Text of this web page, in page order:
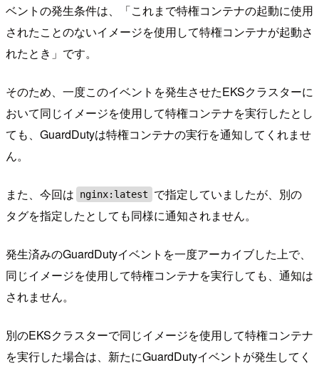
ベントの発生条件は、「これまで特権コンテナの起動に使用
されたことのないイメージを使用して特権コンテナが起動さ
れたとき」です。
そのため、一度このイベントを発生させたEKSクラスターに
おいて同じイメージを使用して特権コンテナを実行したとし
ても、GuardDutyは特権コンテナの実行を通知してくれませ
ん。
また、今回は nginx:latest
で指定していましたが、別の
タグを指定したとしても同様に通知されません。
発生済みのGuardDutyイベントを一度アーカイブした上で、
同じイメージを使用して特権コンテナを実行しても、通知は
されません。
別のEKSクラスターで同じイメージを使用して特権コンテナ
を実行した場合は、新たにGuardDutyイベントが発生してく